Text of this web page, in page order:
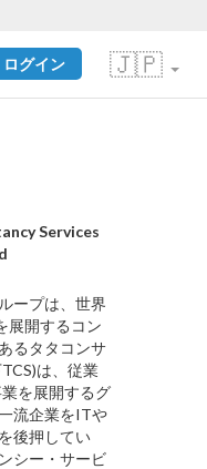
🇯🇵
ログイン
Services
ープは、世界
展開するコン
るタタコンサ
は、従業
を展開するグ
流企業をITや
後押してい
シー・サービ